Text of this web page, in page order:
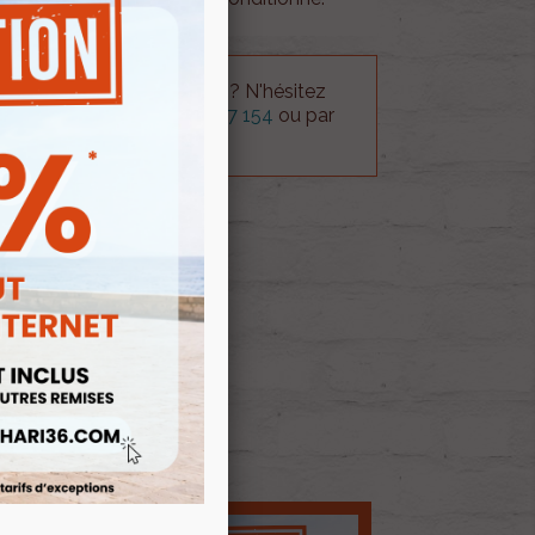
technique sur le produit ? N'hésitez
technique au
0254 277 154 ou par
PANIER
D'ENVIES